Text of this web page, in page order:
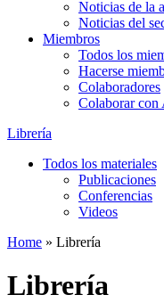
Noticias de la
Noticias del
Miembros
Todos los
Hacerse
Colaboradores
Colaborar con
Librería
Todos los materiales
Publicaciones
Conferencias
Videos
Home » Librería
Librería